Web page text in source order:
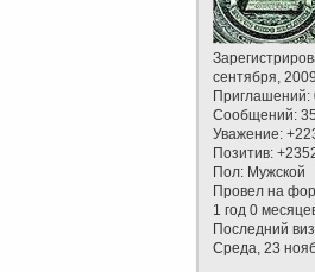
сентября,
Приглашений:
Сообщений:
Уважение:
Позитив:
Пол: Мужской
Провел на
1 год 0
Последний
Среда, 23